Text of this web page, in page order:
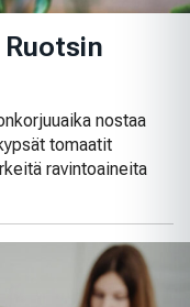
nostaa
tomaatit
ravintoaineita